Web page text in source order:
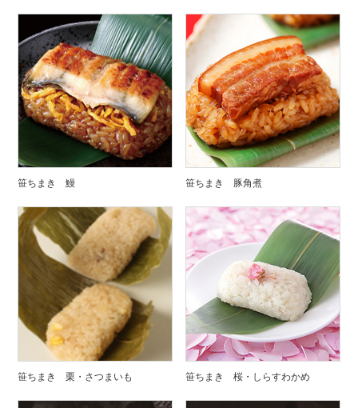
笹ちまき 鰻 笹ちまき 豚角煮
笹ちまき 栗・さつまいも 笹ちまき 桜・しらすわかめ